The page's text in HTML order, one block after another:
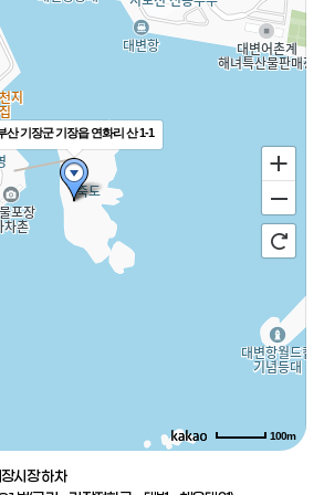
산 기장군 기장읍 연화리 산 1-1
100m
시장 하차